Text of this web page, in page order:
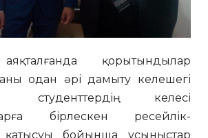
қорытындылар
одан әрі дамыту келешегі
студенттердің келесі
бірлескен ресейлік-
қатысуы бойынша ұсыныстар